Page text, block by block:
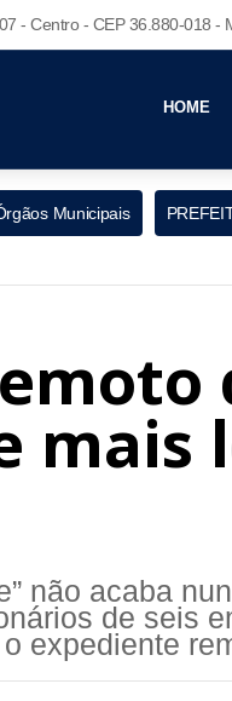
- Centro - CEP 36.880-018
HOME
Municipais
mais
não acaba
de seis
expediente